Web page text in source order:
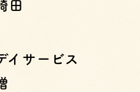
田
イサービス